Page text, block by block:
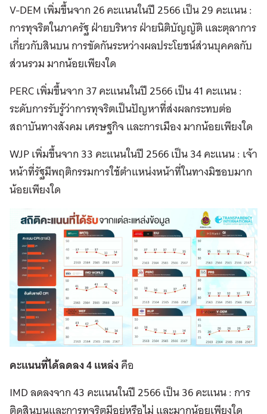
V-DEM เพิ่มขึ้นจาก 26 คะแนนในปี 2566 เป็น 29 คะแนน :
การทุจริตในภาครัฐ ฝ่ายบริหาร ฝ่ายนิติบัญญัติ และตุลาการ
เกี่ยวกับสินบน การขัดกันระหว่างผลประโยชน์ส่วนบุคคลกับ
ส่วนรวม มากน้อยเพียงใด
PERC เพิ่มขึ้นจาก 37 คะแนนในปี 2566 เป็น 41 คะแนน :
ระดับการรับรู้ว่าการทุจริตเป็นปัญหาที่ส่งผลกระทบต่อ
สถาบันทางสังคม เศรษฐกิจ และการเมือง มากน้อยเพียงใด
WJP เพิ่มขึ้นจาก 33 คะแนนในปี 2566 เป็น 34 คะแนน : เจ้า
หน้าที่รัฐมีพฤติกรรมการใช้ตำแหน่งหน้าที่ในทางมิชอบมาก
น้อยเพียงใด
คะแนนที่ได้ลดลง 4 แหล่งคือ
IMD ลดลงจาก 43 คะแนนในปี 2566 เป็น 36 คะแนน : การ
ติดสินบนและการทุจริตมีอยู่หรือไม่ และมากน้อยเพียงใด